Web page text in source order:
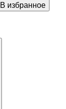
В избранное